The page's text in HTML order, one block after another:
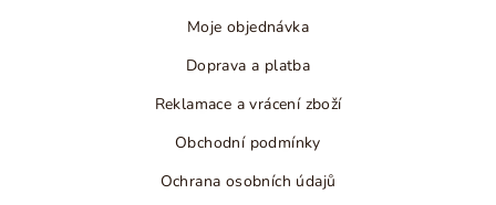
Moje objednávka
Doprava a platba
Reklamace a vrácení zboží
Obchodní podmínky
Ochrana osobních údajů